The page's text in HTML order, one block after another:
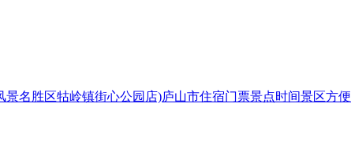
景名胜区牯岭镇街心公园店)庐山市住宿门票景点时间景区方便